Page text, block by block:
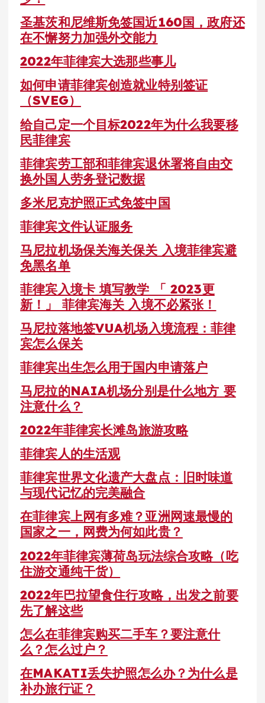
圣基茨和尼维斯免签国近160国，政府还
在不懈努力加强外交能力
2022年菲律宾大选那些事儿
如何申请菲律宾创造就业特别签证
（SVEG）
给自己定一个目标2022年为什么我要移
民菲律宾
菲律宾劳工部和菲律宾退休署将自由交
换外国人劳务登记数据
多米尼克护照正式免签中国
菲律宾文件认证服务
马尼拉机场保关海关保关 入境菲律宾避
免黑名单
菲律宾入境卡 填写教学 「 2023更
新！」 菲律宾海关 入境不必紧张！
马尼拉落地签VUA机场入境流程：菲律
宾怎么保关
菲律宾出生怎么用于国内申请落户
马尼拉的NAIA机场分别是什么地方 要
注意什么？
2022年菲律宾长滩岛旅游攻略
菲律宾人的生活观
菲律宾世界文化遗产大盘点：旧时味道
与现代记忆的完美融合
在菲律宾上网有多难？亚洲网速最慢的
国家之一，网费为何如此贵？
2022年菲律宾薄荷岛玩法综合攻略（吃
住游交通纯干货）
2022年巴拉望食住行攻略，出发之前要
先了解这些
怎么在菲律宾购买二手车？要注意什
么？怎么过户？
在MAKATI丢失护照怎么办？为什么是
补办旅行证？